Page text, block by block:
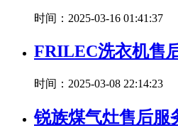
时间：2025-03-16 01:41:37
FRILEC洗衣机售
时间：2025-03-08 22:14:23
锐族煤气灶售后服